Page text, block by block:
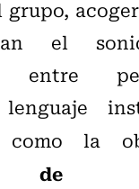
grupo,
el
entre
lenguaje
como la
de